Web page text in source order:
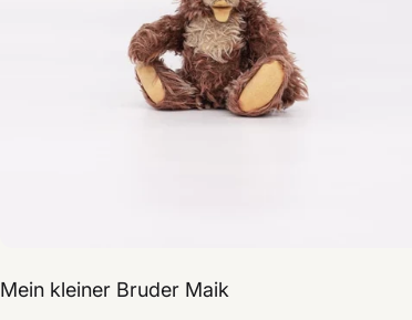
Mein kleiner Bruder Maik